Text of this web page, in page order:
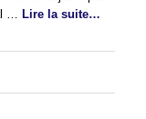
… Lire la suite…